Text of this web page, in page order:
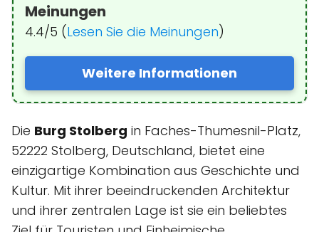
Meinungen
4.4/5 (Lesen Sie die Meinungen)
Weitere Informationen
Die Burg Stolberg in Faches-Thumesnil-Platz,
52222 Stolberg, Deutschland, bietet eine
einzigartige Kombination aus Geschichte und
Kultur. Mit ihrer beeindruckenden Architektur
und ihrer zentralen Lage ist sie ein beliebtes